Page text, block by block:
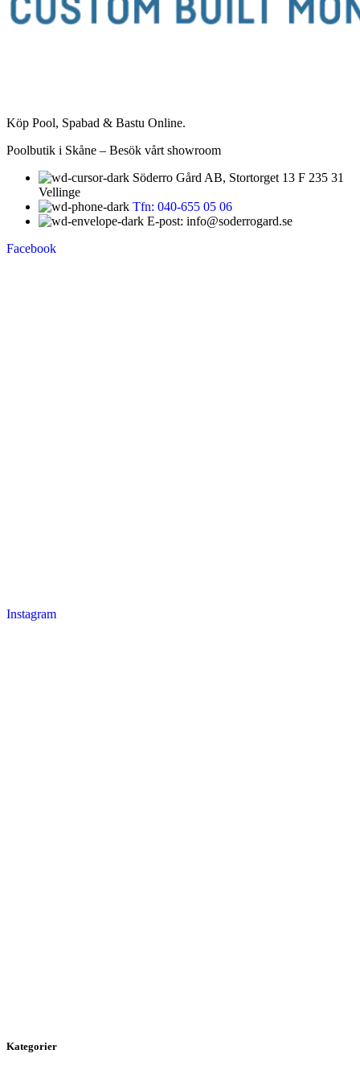
Köp Pool, Spabad & Bastu Online.
Poolbutik i Skåne – Besök vårt showroom
Söderro Gård AB, Stortorget 13 F 235 31
Vellinge
Tfn: 040-655 05 06
E-post: info@soderrogard.se
Facebook
Instagram
Kategorier